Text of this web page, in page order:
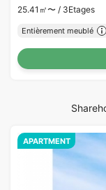
25.41㎡〜 / 3Etages
Entièrement meublé
APARTMENT